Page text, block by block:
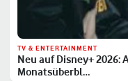
TV & ENTERTAINMENT
Neu auf Disney+
Monatsüberbl…